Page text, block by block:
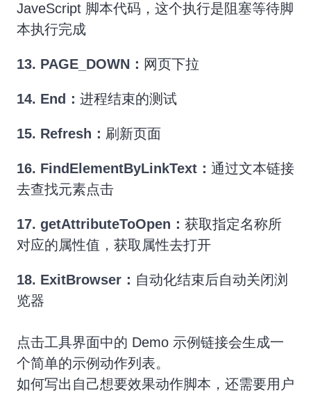
JaveScript 脚本代码，这个执行是阻塞等待脚
本执行完成
13. PAGE_DOWN： 网页下拉
14. End： 进程结束的测试
15. Refresh： 刷新页面
16. FindElementByLinkText： 通过文本链接
去查找元素点击
17. getAttributeToOpen： 获取指定名称所
对应的属性值，获取属性去打开
18. ExitBrowser： 自动化结束后自动关闭浏
览器
点击工具界面中的 Demo 示例链接会生成一
个简单的示例动作列表。
如何写出自己想要效果动作脚本，还需要用户